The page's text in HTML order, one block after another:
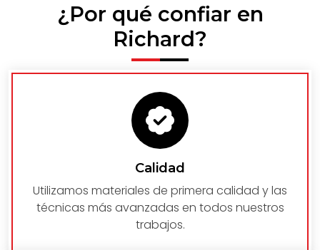
¿Por qué confiar en
Richard?
Calidad
Utilizamos materiales de primera calidad y las
técnicas más avanzadas en todos nuestros
trabajos.